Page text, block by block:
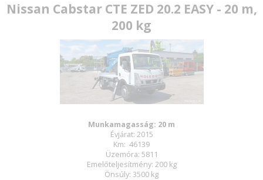
Nissan Cabstar CTE ZED 20.2 EASY - 20 m,
200 kg
Munkamagasság: 20 m
Évjárat: 2015
Km: 46139
Üzemóra: 5811
Emelőteljesítmény: 200 kg
Önsúly: 3500 kg